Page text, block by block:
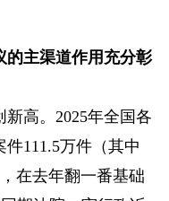
的主渠道作用充分彰
高。 2025年全国各
111.5万件（其中
在去年翻一番基础